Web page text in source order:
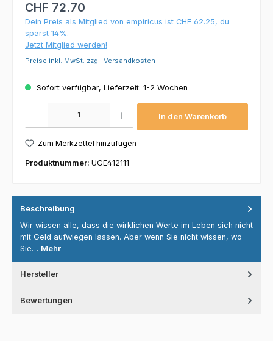
CHF 72.70
Dein Preis als Mitglied von empiricus ist CHF 62.25, du
sparst 14%.
Jetzt Mitglied werden!
Preise inkl. MwSt. zzgl. Versandkosten
Sofort verfügbar, Lieferzeit: 1-2 Wochen
In den Warenkorb
Zum Merkzettel hinzufügen
Produktnummer: UGE412111
Beschreibung
Wir wissen alle, dass die wirklichen Werte im Leben sich nicht
mit Geld aufwiegen lassen. Aber wenn Sie nicht wissen, wo
Sie… Mehr
Hersteller
Bewertungen